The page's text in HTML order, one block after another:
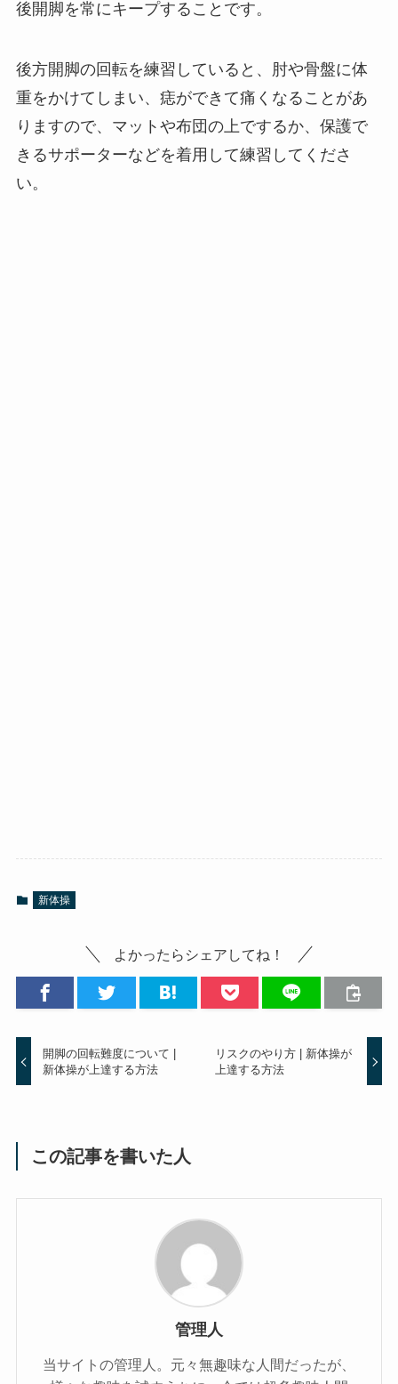
後開脚を常にキープすることです。
後方開脚の回転を練習していると、肘や骨盤に体
重をかけてしまい、痣ができて痛くなることがあ
りますので、マットや布団の上でするか、保護で
きるサポーターなどを着用して練習してくださ
い。
新体操
よかったらシェアしてね！
開脚の回転難度について |
新体操が上達する方法
リスクのやり方 | 新体操が
上達する方法
この記事を書いた人
管理人
当サイトの管理人。元々無趣味な人間だったが、